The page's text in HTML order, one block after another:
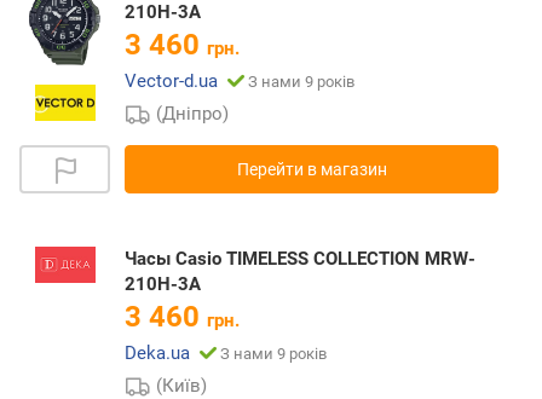
210H-3A
3 460 грн.
Vector-d.ua
З нами 9 років
(Дніпро)
Перейти в магазин
Часы Casio TIMELESS COLLECTION MRW-
210H-3A
3 460 грн.
Deka.ua
З нами 9 років
(Київ)